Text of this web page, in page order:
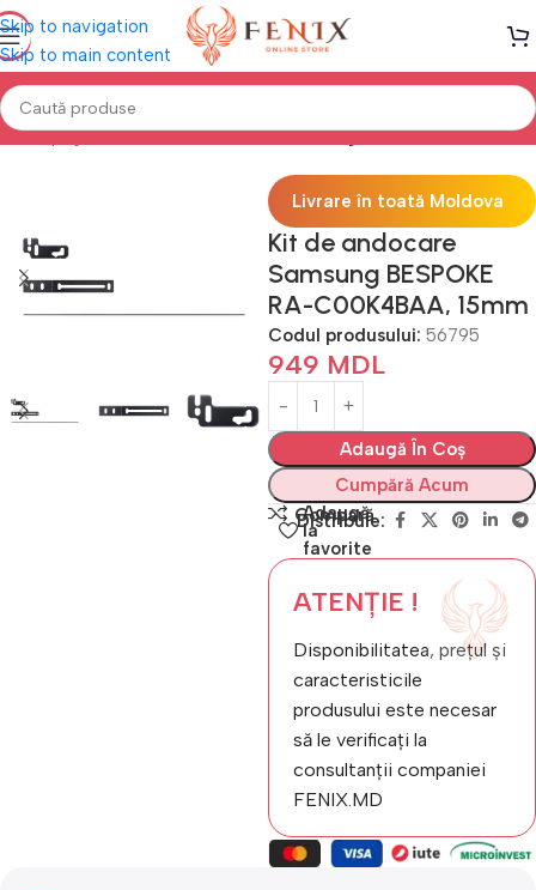
Skip to navigation
Skip to main content
Prima pagină Electrocasnice Bucătărie Frigidere
Livrare în toată Moldova
Kit de andocare
Samsung BESPOKE
RA-C00K4BAA, 15mm
Codul produsului: 56795
949 MDL
Adaugă În Coș
Cumpără Acum
Compară
Adaugă
la
favorite
Distribuie:
ATENȚIE !
Disponibilitatea, prețul și
caracteristicile
produsului este necesar
să le verificați la
consultanții companiei
FENIX.MD